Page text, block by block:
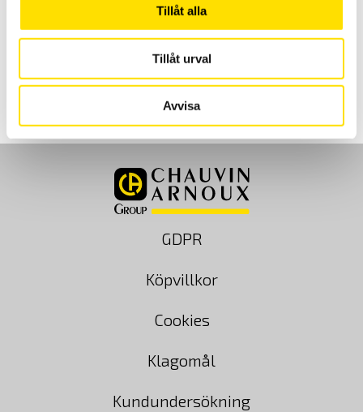
Tillåt alla
Tillåt urval
Avvisa
storheterna (temperatur, ström, spänning, effekt m.m.) direkt i
GDPR
Köpvillkor
Cookies
Klagomål
Kundundersökning